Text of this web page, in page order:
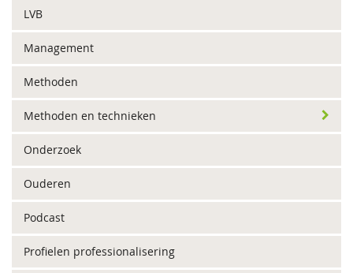
LVB
Management
Methoden
Methoden en technieken
Onderzoek
Ouderen
Podcast
Profielen professionalisering